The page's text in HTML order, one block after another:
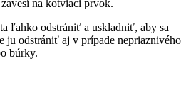
na kotviaci prvok.
ľahko odstrániť a uskladniť, aby sa
ju odstrániť aj v prípade nepriaznivého
búrky.